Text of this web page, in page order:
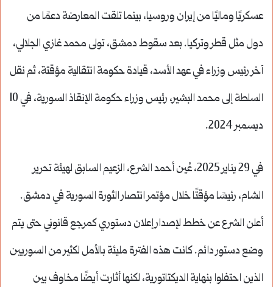
عسكريًا وماليًا من إيران وروسيا، بينما تلقت المعارضة دعمًا من
دول مثل قطر وتركيا. بعد سقوط دمشق، تولى محمد غازي الجلالي،
آخر رئيس وزراء في عهد الأسد، قيادة حكومة انتقالية مؤقتة، ثم نقل
السلطة إلى محمد البشير، رئيس وزراء حكومة الإنقاذ السورية، في 10
ديسمبر 2024.
في 29 يناير 2025، عُين أحمد الشرع، الزعيم السابق لهيئة تحرير
الشام، رئيسًا مؤقتًا خلال مؤتمر انتصار الثورة السورية في دمشق.
أعلن الشرع عن خطط لإصدار إعلان دستوري كمرجع قانوني حتى يتم
وضع دستور دائم. كانت هذه الفترة مليئة بالأمل لكثير من السوريين
الذين احتفلوا بنهاية الديكتاتورية، لكنها أثارت أيضًا مخاوف بين